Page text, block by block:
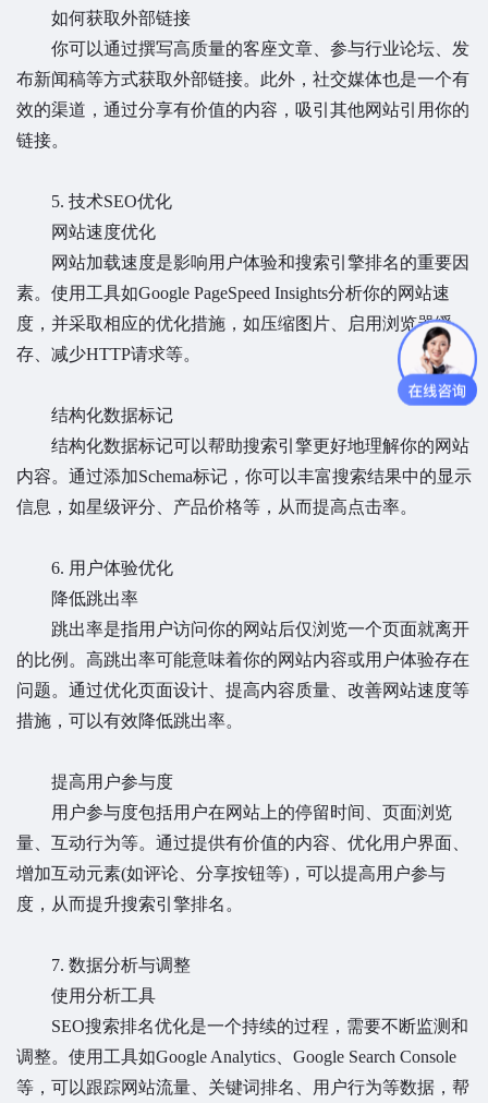
如何获取外部链接
你可以通过撰写高质量的客座文章、参与行业论坛、发
布新闻稿等方式获取外部链接。此外，社交媒体也是一个有
效的渠道，通过分享有价值的内容，吸引其他网站引用你的
链接。
5. 技术SEO优化
网站速度优化
网站加载速度是影响用户体验和搜索引擎排名的重要因
素。使用工具如Google PageSpeed Insights分析你的网站速
度，并采取相应的优化措施，如压缩图片、启用浏览器缓
存、减少HTTP请求等。
结构化数据标记
结构化数据标记可以帮助搜索引擎更好地理解你的网站
内容。通过添加Schema标记，你可以丰富搜索结果中的显示
信息，如星级评分、产品价格等，从而提高点击率。
6. 用户体验优化
降低跳出率
跳出率是指用户访问你的网站后仅浏览一个页面就离开
的比例。高跳出率可能意味着你的网站内容或用户体验存在
问题。通过优化页面设计、提高内容质量、改善网站速度等
措施，可以有效降低跳出率。
提高用户参与度
用户参与度包括用户在网站上的停留时间、页面浏览
量、互动行为等。通过提供有价值的内容、优化用户界面、
增加互动元素(如评论、分享按钮等)，可以提高用户参与
度，从而提升搜索引擎排名。
7. 数据分析与调整
使用分析工具
SEO搜索排名优化是一个持续的过程，需要不断监测和
调整。使用工具如Google Analytics、Google Search Console
等，可以跟踪网站流量、关键词排名、用户行为等数据，帮